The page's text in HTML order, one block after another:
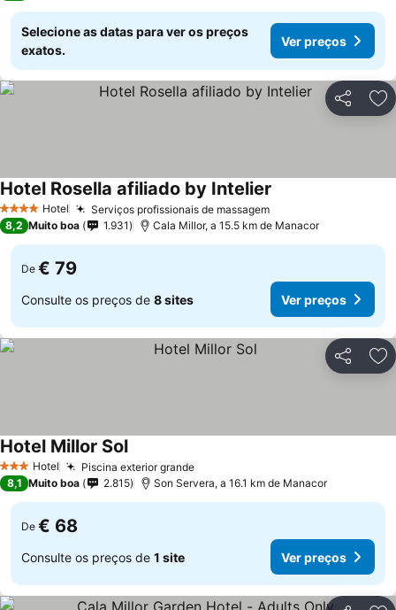
Selecione as datas para ver os preços
exatos.
Ver preços
Partilhar
4 EstrelasHotel Serviços profissionais de massagem
Hotel Rosella afiliado by Intelier
8,2 Muito boa 1.931 Cala Millor, a 15.5 km de Manacor
De € 79
Consulte os preços de 8 sites Ver preços
Partilhar
3 EstrelasHotel Piscina exterior grande
Hotel Millor Sol
8,1 Muito boa 2.815 Son Servera, a 16.1 km de Manacor
De € 68
Consulte os preços de 1 site Ver preços